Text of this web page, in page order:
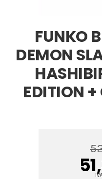
FUNKO
DEMON
EDITION